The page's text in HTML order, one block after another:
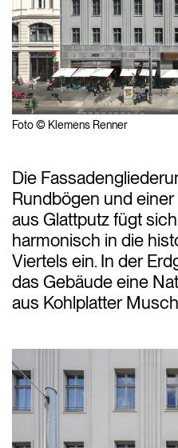
Foto © Klemens Renner
Die
Rundbögen und
aus Glattputz fügt
harmonisch in die
Viertels ein. In der
das Gebäude eine
aus Kohlplatter